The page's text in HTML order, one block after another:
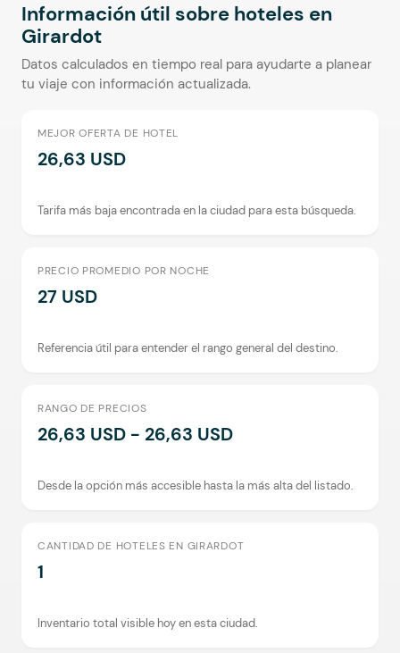
Información útil sobre hoteles en
Girardot
Datos calculados en tiempo real para ayudarte a planear
tu viaje con información actualizada.
MEJOR OFERTA DE HOTEL
26,63 USD
Tarifa más baja encontrada en la ciudad para esta búsqueda.
PRECIO PROMEDIO POR NOCHE
27 USD
Referencia útil para entender el rango general del destino.
RANGO DE PRECIOS
26,63 USD - 26,63 USD
Desde la opción más accesible hasta la más alta del listado.
CANTIDAD DE HOTELES EN GIRARDOT
1
Inventario total visible hoy en esta ciudad.